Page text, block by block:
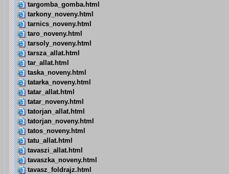
targomba_gomba.html
tarkony_noveny.html
tarnics_noveny.html
taro_noveny.html
tarsoly_noveny.html
tarsza_allat.html
tar_allat.html
taska_noveny.html
tatarka_noveny.html
tatar_allat.html
tatar_noveny.html
tatorjan_allat.html
tatorjan_noveny.html
tatos_noveny.html
tatu_allat.html
tavaszi_allat.html
tavaszka_noveny.html
tavasz_foldrajz.html